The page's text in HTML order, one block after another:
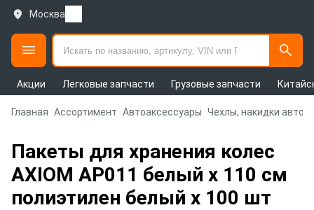
Москва
Акции Легковые запчасти Грузовые запчасти
Главная Ассортимент Автоаксессуары Чехлы, накидки
Пакеты для хранения колес
AXIOM AP011 белый х 110 см
полиэтилен белый х 100 шт